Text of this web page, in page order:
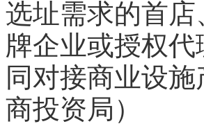
选址需求的首
牌企业或授权
同对接商业设
商投资局）